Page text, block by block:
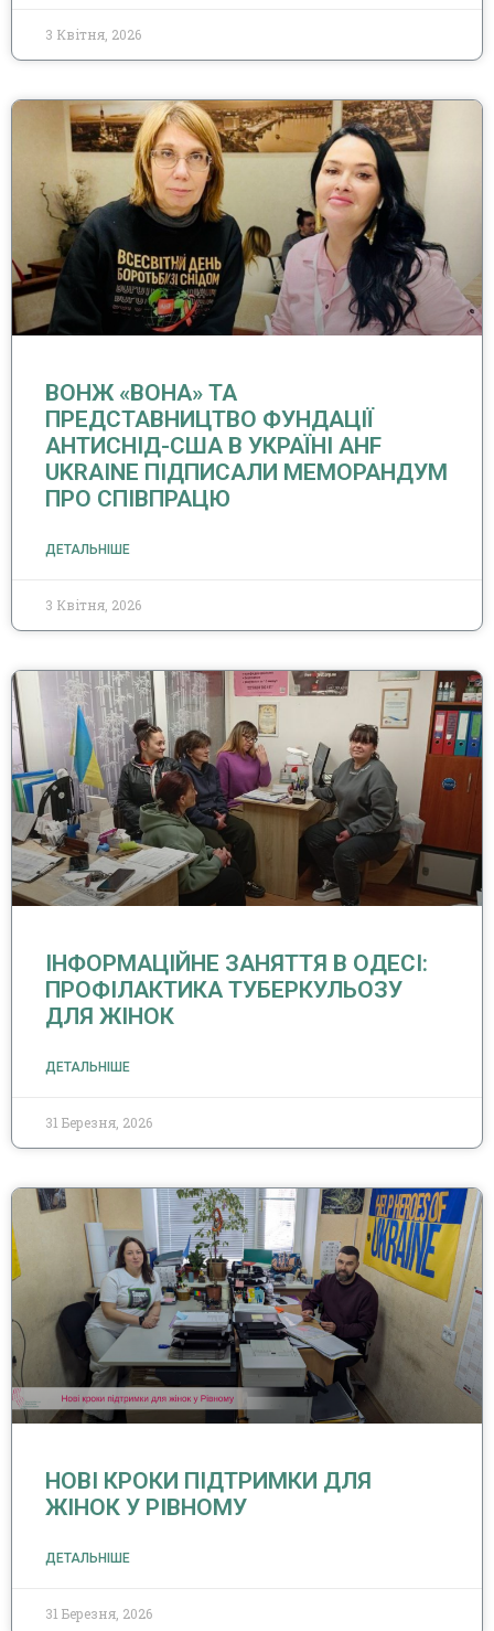
3 Квітня, 2026
ВОНЖ «ВОНА» ТА
ПРЕДСТАВНИЦТВО ФУНДАЦІЇ
АНТИСНІД-США В УКРАЇНІ AHF
UKRAINE ПІДПИСАЛИ МЕМОРАНДУМ
ПРО СПІВПРАЦЮ
ДЕТАЛЬНІШЕ
3 Квітня, 2026
ІНФОРМАЦІЙНЕ ЗАНЯТТЯ В ОДЕСІ:
ПРОФІЛАКТИКА ТУБЕРКУЛЬОЗУ
ДЛЯ ЖІНОК
ДЕТАЛЬНІШЕ
31 Березня, 2026
НОВІ КРОКИ ПІДТРИМКИ ДЛЯ
ЖІНОК У РІВНОМУ
ДЕТАЛЬНІШЕ
31 Березня, 2026